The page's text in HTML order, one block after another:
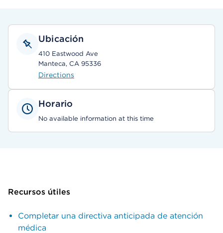
Ubicación
410 Eastwood Ave
Manteca, CA 95336
Directions
Horario
No available information at this time
Recursos útiles
Completar una directiva anticipada de atención
médica